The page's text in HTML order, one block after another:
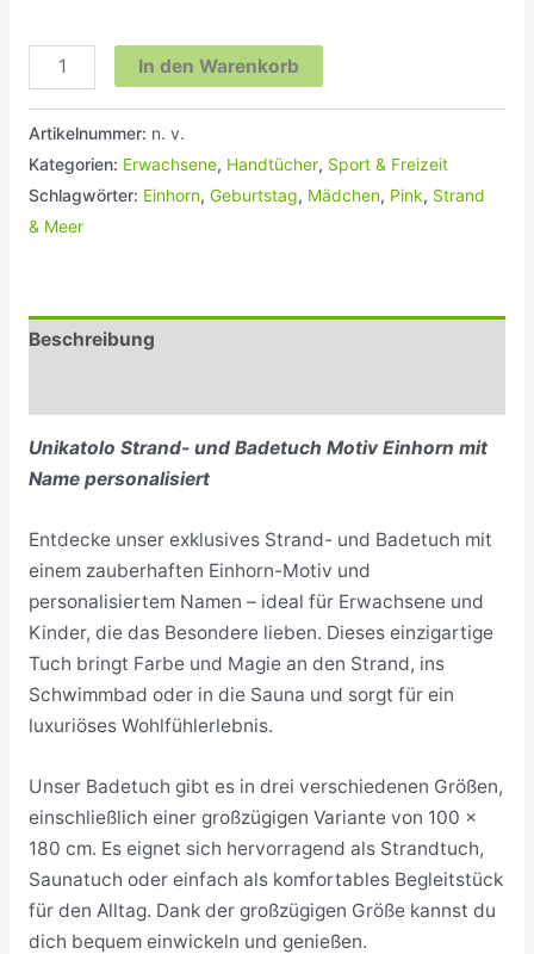
In den Warenkorb
Artikelnummer: n. v.
Kategorien: Erwachsene, Handtücher, Sport & Freizeit
Schlagwörter: Einhorn, Geburtstag, Mädchen, Pink, Strand
& Meer
Beschreibung
Unikatolo Strand- und Badetuch Motiv Einhorn mit
Name personalisiert
Entdecke unser exklusives Strand- und Badetuch mit
einem zauberhaften Einhorn-Motiv und
personalisiertem Namen – ideal für Erwachsene und
Kinder, die das Besondere lieben. Dieses einzigartige
Tuch bringt Farbe und Magie an den Strand, ins
Schwimmbad oder in die Sauna und sorgt für ein
luxuriöses Wohlfühlerlebnis.
Unser Badetuch gibt es in drei verschiedenen Größen,
einschließlich einer großzügigen Variante von 100 x
180 cm. Es eignet sich hervorragend als Strandtuch,
Saunatuch oder einfach als komfortables Begleitstück
für den Alltag. Dank der großzügigen Größe kannst du
dich bequem einwickeln und genießen.